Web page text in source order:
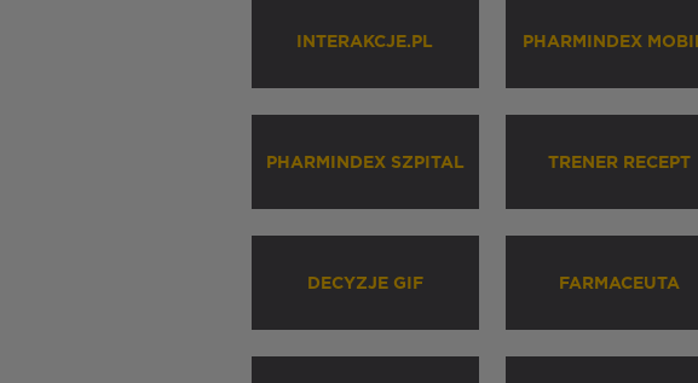
INTERAKCJE.PL PHARMINDEX
PHARMINDEX SZPITAL TRENER RECEPT
DECYZJE GIF FARMACEUTA